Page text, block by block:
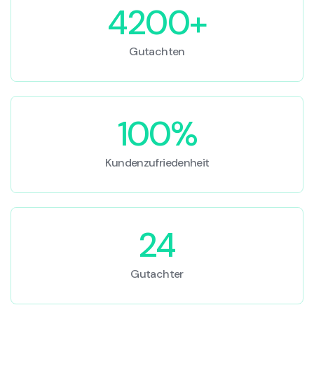
4200+
Gutachten
100%
Kundenzufriedenheit
24
Gutachter